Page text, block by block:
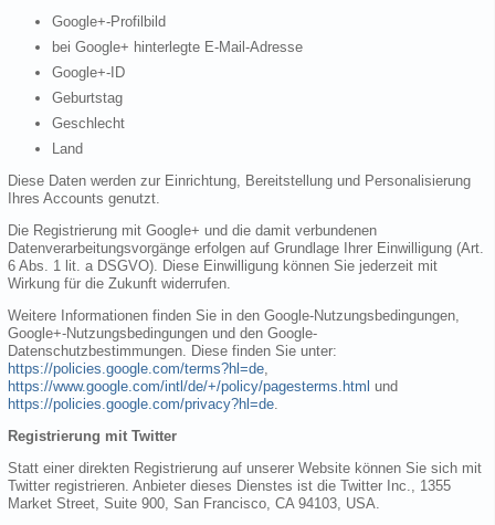
Google+-Profilbild
bei Google+ hinterlegte E-Mail-Adresse
Google+-ID
Geburtstag
Geschlecht
Land
Diese Daten werden zur Einrichtung, Bereitstellung und Personalisierung
Ihres Accounts genutzt.
Die Registrierung mit Google+ und die damit verbundenen
Datenverarbeitungsvorgänge erfolgen auf Grundlage Ihrer Einwilligung (Art.
6 Abs. 1 lit. a DSGVO). Diese Einwilligung können Sie jederzeit mit
Wirkung für die Zukunft widerrufen.
Weitere Informationen finden Sie in den Google-Nutzungsbedingungen,
Google+-Nutzungsbedingungen und den Google-
Datenschutzbestimmungen. Diese finden Sie unter:
https://policies.google.com/terms?hl=de,
https://www.google.com/intl/de/+/policy/pagesterms.html und
https://policies.google.com/privacy?hl=de.
Registrierung mit Twitter
Statt einer direkten Registrierung auf unserer Website können Sie sich mit
Twitter registrieren. Anbieter dieses Dienstes ist die Twitter Inc., 1355
Market Street, Suite 900, San Francisco, CA 94103, USA.